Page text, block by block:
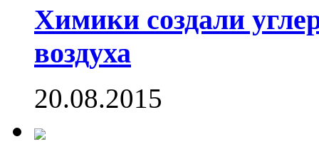
Химики создали
воздуха
20.08.2015